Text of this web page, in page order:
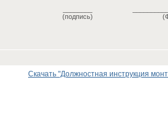
(подпись)
Скачать "Должностная инструкция